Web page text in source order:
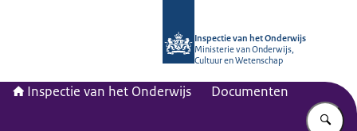
Inspectie van het Onderwijs
Ministerie van Onderwijs,
Cultuur en Wetenschap
Inspectie van het Onderwijs Documenten